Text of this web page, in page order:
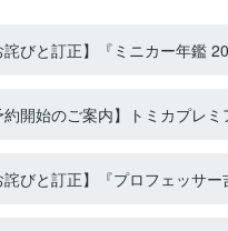
詫びと訂正】『ミニカー年鑑
約開始のご案内】トミカプレ
詫びと訂正】『プロフェッサ